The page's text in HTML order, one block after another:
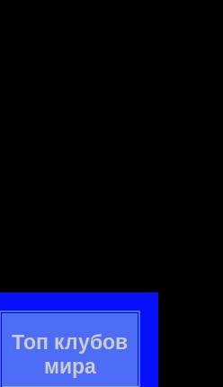
Топ клубов
мира